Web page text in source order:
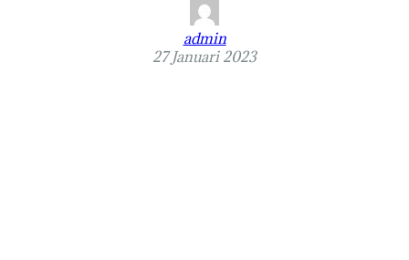
admin
27 Januari 2023